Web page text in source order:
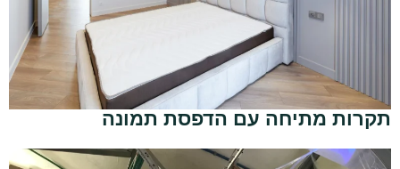
תקרות מתיחה עם הדפסת תמונה